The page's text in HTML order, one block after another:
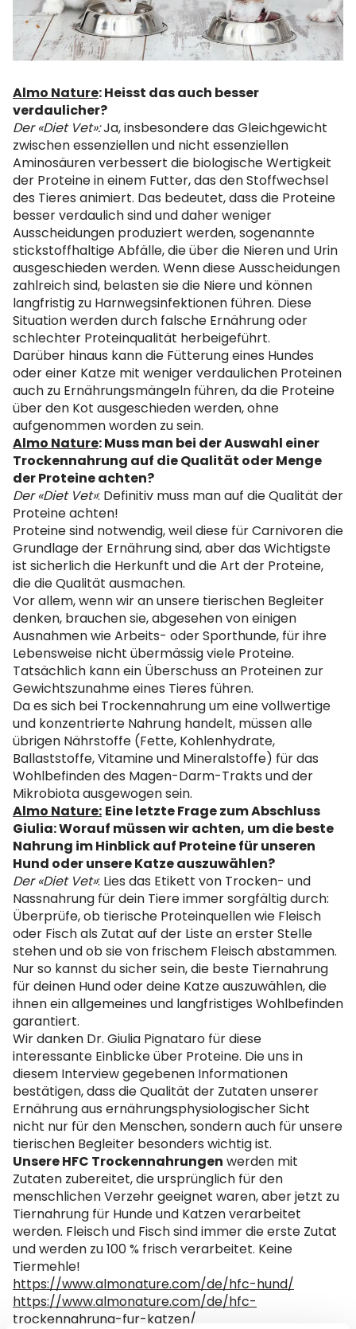
Almo Nature: Heisst das auch besser
verdaulicher?
Der «Diet Vet»:Ja, insbesondere das Gleichgewicht
zwischen essenziellen und nicht essenziellen
Aminosäuren verbessert die biologische Wertigkeit
der Proteine ​​in einem Futter, das den Stoffwechsel
des Tieres animiert. Das bedeutet, dass die Proteine ​​
besser verdaulich sind und daher weniger
Ausscheidungen produziert werden, sogenannte
stickstoffhaltige Abfälle, die über die Nieren und Urin
ausgeschieden werden. Wenn diese Ausscheidungen
zahlreich sind, belasten sie die Niere und können
langfristig zu Harnwegsinfektionen führen. Diese
Situation werden durch falsche Ernährung oder
schlechter Proteinqualität herbeigeführt.
Darüber hinaus kann die Fütterung eines Hundes
oder einer Katze mit weniger verdaulichen Proteinen
auch zu Ernährungsmängeln führen, da die Proteine ​​​​
über den Kot ausgeschieden werden, ohne
aufgenommen worden zu sein.
Almo Nature: Muss man bei der Auswahl einer
Trockennahrung auf die Qualität oder Menge
der Proteine achten?
Der «Diet Vet»: Definitiv muss man auf die Qualität der
Proteine achten!
Proteine ​​sind notwendig, weil diese für Carnivoren die
Grundlage der Ernährung sind, aber das Wichtigste
ist sicherlich die Herkunft und die Art der Proteine,
die die Qualität ausmachen.
Vor allem, wenn wir an unsere tierischen Begleiter
denken, brauchen sie, abgesehen von einigen
Ausnahmen wie Arbeits- oder Sporthunde, für ihre
Lebensweise nicht übermässig viele Proteine.
Tatsächlich kann ein Überschuss an Proteinen zur
Gewichtszunahme eines Tieres führen.
Da es sich bei Trockennahrung um eine vollwertige
und konzentrierte Nahrung handelt, müssen alle
übrigen Nährstoffe (Fette, Kohlenhydrate,
Ballaststoffe, Vitamine und Mineralstoffe) für das
Wohlbefinden des Magen-Darm-Trakts und der
Mikrobiota ausgewogen sein.
Almo Nature: Eine letzte Frage zum Abschluss
Giulia: Worauf müssen wir achten, um die beste
Nahrung im Hinblick auf Proteine für unseren
Hund oder unsere Katze auszuwählen?
Der «Diet Vet»: Lies das Etikett von Trocken- und
Nassnahrung für dein Tiere immer sorgfältig durch:
Überprüfe, ob tierische Proteinquellen wie Fleisch
oder Fisch als Zutat auf der Liste an erster Stelle
stehen und ob sie von frischem Fleisch abstammen.
Nur so kannst du sicher sein, die beste Tiernahrung
für deinen Hund oder deine Katze auszuwählen, die
ihnen ein allgemeines und langfristiges Wohlbefinden
garantiert.
Wir danken Dr. Giulia Pignataro für diese
interessante Einblicke über Proteine. Die uns in
diesem Interview gegebenen Informationen
bestätigen, dass die Qualität der Zutaten unserer
Ernährung aus ernährungsphysiologischer Sicht
nicht nur für den Menschen, sondern auch für unsere
tierischen Begleiter besonders wichtig ist.
Unsere HFC Trockennahrungen werden mit
Zutaten zubereitet, die ursprünglich für den
menschlichen Verzehr geeignet waren, aber jetzt zu
Tiernahrung für Hunde und Katzen verarbeitet
werden. Fleisch und Fisch sind immer die erste Zutat
und werden zu 100 % frisch verarbeitet. Keine
Tiermehle!
https://www.almonature.com/de/hfc-hund/
https://www.almonature.com/de/hfc-
trockennahrung-fur-katzen/